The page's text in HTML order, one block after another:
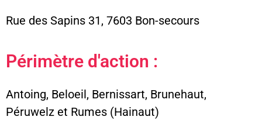
Rue des Sapins 31, 7603 Bon-secours
Périmètre d'action :
Antoing, Beloeil, Bernissart, Brunehaut,
Péruwelz et Rumes (Hainaut)